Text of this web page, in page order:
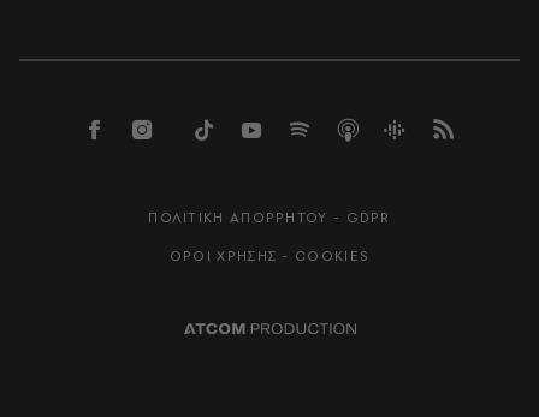
ΠΟΛΙΤΙΚΗ ΑΠΟΡΡΗΤΟΥ - GDPR
ΟΡΟΙ ΧΡΗΣΗΣ - COOKIES